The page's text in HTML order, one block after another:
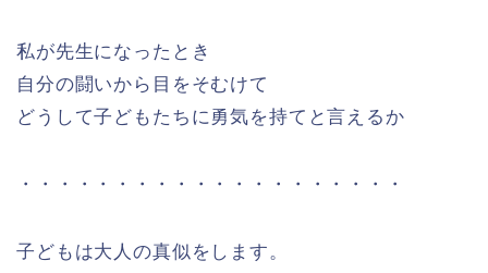
私が先生になったとき
自分の闘いから目をそむけて
どうして子どもたちに勇気を持てと言えるか
・・・・・・・・・・・・・・・・・・・・
子どもは大人の真似をします。